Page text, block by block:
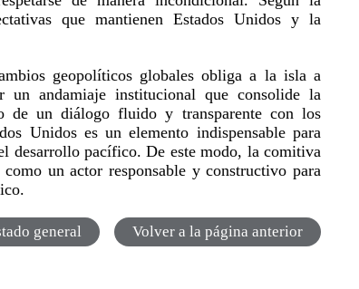
que mantienen Estados Unidos y la
geopolíticos globales obliga a la isla a
un andamiaje institucional que consolide la
de un diálogo fluido y transparente con los
Unidos es un elemento indispensable para
desarrollo pacífico. De este modo, la comitiva
un actor responsable y constructivo para
general Volver a la página anterior